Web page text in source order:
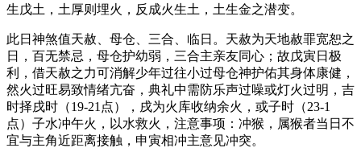
生戊土，土厚则埋火，反成火生土，土生金之潜变。
此日神煞值天赦、母仓、三合、临日。天赦为天地赦罪宽恕之
日，百无禁忌，母仓护幼弱，三合主亲友同心；故戊寅日极
利，借天赦之力可消解少年过往小过母仓神护佑其身体康健，
然火过旺易致情绪亢奋，典礼中需防乐声过噪或灯火过明，吉
时择戌时（19-21点），戌为火库收纳余火，或子时（23-1
点）子水冲午火，以水救火，注意事项：冲猴，属猴者当日不
宜与主角近距离接触，申寅相冲主意见冲突。